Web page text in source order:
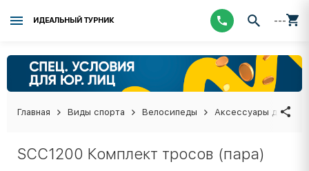
ИДЕАЛЬНЫЙ ТУРНИК ---
Главная Виды спорта Велосипеды Аксессуары для
SCC1200 Комплект тросов (пара)